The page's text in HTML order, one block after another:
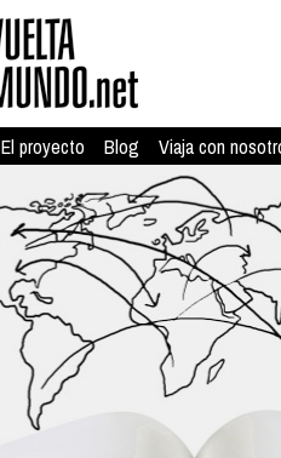
El proyecto Blog Viaja con